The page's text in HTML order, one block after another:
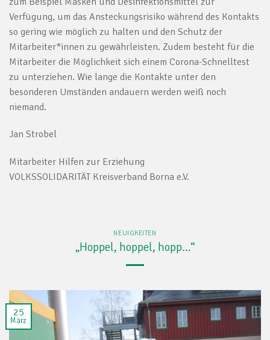
Verfügung, um das Ansteckungsrisiko während des Kontakts
so gering wie möglich zu halten und den Schutz der
Mitarbeiter*innen zu gewährleisten. Zudem besteht für die
Mitarbeiter die Möglichkeit sich einem Corona-Schnelltest
zu unterziehen. Wie lange die Kontakte unter den
besonderen Umständen andauern werden weiß noch
niemand.
Jan Strobel
Mitarbeiter Hilfen zur Erziehung
VOLKSSOLIDARITÄT Kreisverband Borna e.V.
NEUIGKEITEN
„Hoppel, hoppel, hopp…“
25
März